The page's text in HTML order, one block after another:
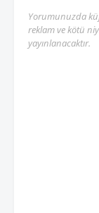
Yorumunuzda
reklam ve kötü
yayınlanacaktır.